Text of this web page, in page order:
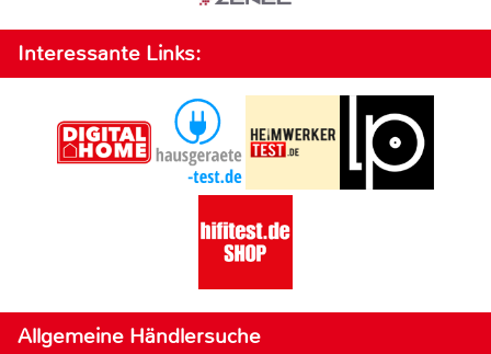
Interessante Links:
Allgemeine Händlersuche